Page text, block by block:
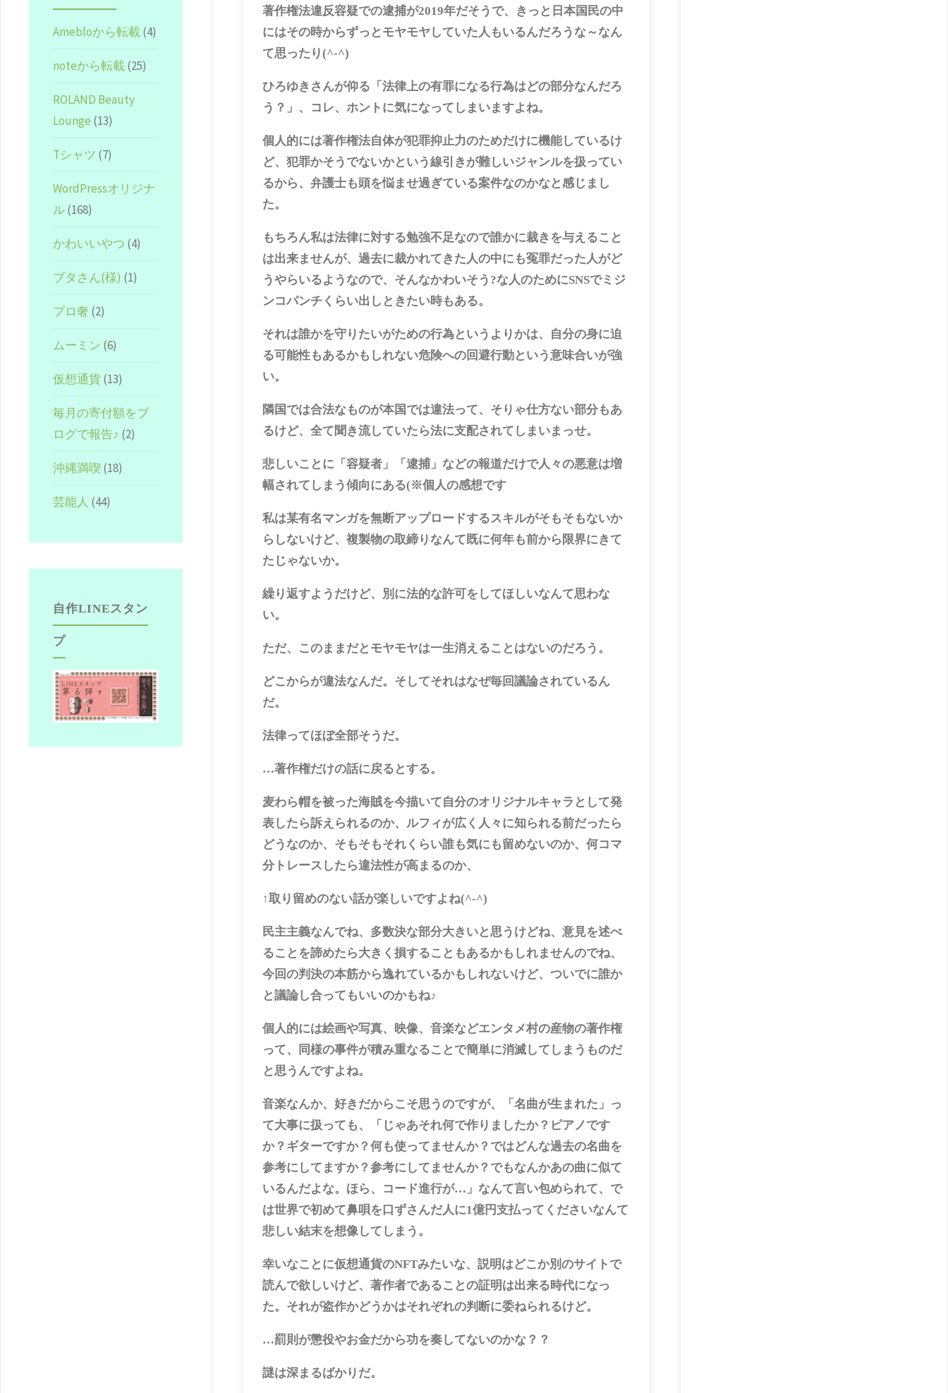
著作権法違反容疑での逮捕が2019年だそうで、きっと日本国民の中
にはその時からずっとモヤモヤしていた人もいるんだろうな～なん
て思ったり(^-^)
ひろゆきさんが仰る「法律上の有罪になる行為はどの部分なんだろ
う？」、コレ、ホントに気になってしまいますよね。
個人的には著作権法自体が犯罪抑止力のためだけに機能しているけ
ど、犯罪かそうでないかという線引きが難しいジャンルを扱ってい
るから、弁護士も頭を悩ませ過ぎている案件なのかなと感じまし
た。
もちろん私は法律に対する勉強不足なので誰かに裁きを与えること
は出来ませんが、過去に裁かれてきた人の中にも冤罪だった人がど
うやらいるようなので、そんなかわいそう?な人のためにSNSでミジ
ンコパンチくらい出しときたい時もある。
それは誰かを守りたいがための行為というよりかは、自分の身に迫
る可能性もあるかもしれない危険への回避行動という意味合いが強
い。
隣国では合法なものが本国では違法って、そりゃ仕方ない部分もあ
るけど、全て聞き流していたら法に支配されてしまいまっせ。
悲しいことに「容疑者」「逮捕」などの報道だけで人々の悪意は増
幅されてしまう傾向にある(※個人の感想です
私は某有名マンガを無断アップロードするスキルがそもそもないか
らしないけど、複製物の取締りなんて既に何年も前から限界にきて
たじゃないか。
繰り返すようだけど、別に法的な許可をしてほしいなんて思わな
い。
ただ、このままだとモヤモヤは一生消えることはないのだろう。
どこからが違法なんだ。そしてそれはなぜ毎回議論されているん
だ。
法律ってほぼ全部そうだ。
…著作権だけの話に戻るとする。
麦わら帽を被った海賊を今描いて自分のオリジナルキャラとして発
表したら訴えられるのか、ルフィが広く人々に知られる前だったら
どうなのか、そもそもそれくらい誰も気にも留めないのか、何コマ
分トレースしたら違法性が高まるのか、
↑取り留めのない話が楽しいですよね(^-^)
民主主義なんでね、多数決な部分大きいと思うけどね、意見を述べ
ることを諦めたら大きく損することもあるかもしれませんのでね、
今回の判決の本筋から逸れているかもしれないけど、ついでに誰か
と議論し合ってもいいのかもね♪
個人的には絵画や写真、映像、音楽などエンタメ村の産物の著作権
って、同様の事件が積み重なることで簡単に消滅してしまうものだ
と思うんですよね。
音楽なんか、好きだからこそ思うのですが、「名曲が生まれた」っ
て大事に扱っても、「じゃあそれ何で作りましたか？ピアノです
か？ギターですか？何も使ってませんか？ではどんな過去の名曲を
参考にしてますか？参考にしてませんか？でもなんかあの曲に似て
いるんだよな。ほら、コード進行が…」なんて言い包められて、で
は世界で初めて鼻唄を口ずさんだ人に1億円支払ってくださいなんて
悲しい結末を想像してしまう。
幸いなことに仮想通貨のNFTみたいな、説明はどこか別のサイトで
読んで欲しいけど、著作者であることの証明は出来る時代になっ
た。それが盗作かどうかはそれぞれの判断に委ねられるけど。
…罰則が懲役やお金だから功を奏してないのかな？？
謎は深まるばかりだ。
Amebloから転載(4)
noteから転載(25)
ROLAND Beauty
Lounge (13)
Tシャツ (7)
WordPressオリジナ
ル(168)
かわいいやつ (4)
ブタさん(様) (1)
プロ奢 (2)
ムーミン (6)
仮想通貨(13)
毎月の寄付額をブ
ログで報告♪ (2)
沖縄満喫 (18)
芸能人 (44)
自作LINEスタン
プ